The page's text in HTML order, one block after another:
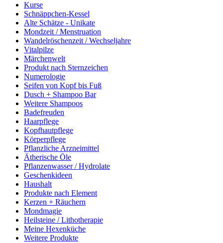
Kurse
Schnäppchen-Kessel
Alte Schätze - Unikate
Mondzeit / Menstruation
Wandelröschenzeit / Wechseljahre
Vitalpilze
Märchenwelt
Produkt nach Sternzeichen
Numerologie
Seifen von Kopf bis Fuß
Dusch + Shampoo Bar
Weitere Shampoos
Badefreuden
Haarpflege
Kopfhautpflege
Körperpflege
Pflanzliche Arzneimittel
Ätherische Öle
Pflanzenwasser / Hydrolate
Geschenkideen
Haushalt
Produkte nach Element
Kerzen + Räuchern
Mondmagie
Heilsteine / Lithotherapie
Meine Hexenküche
Weitere Produkte